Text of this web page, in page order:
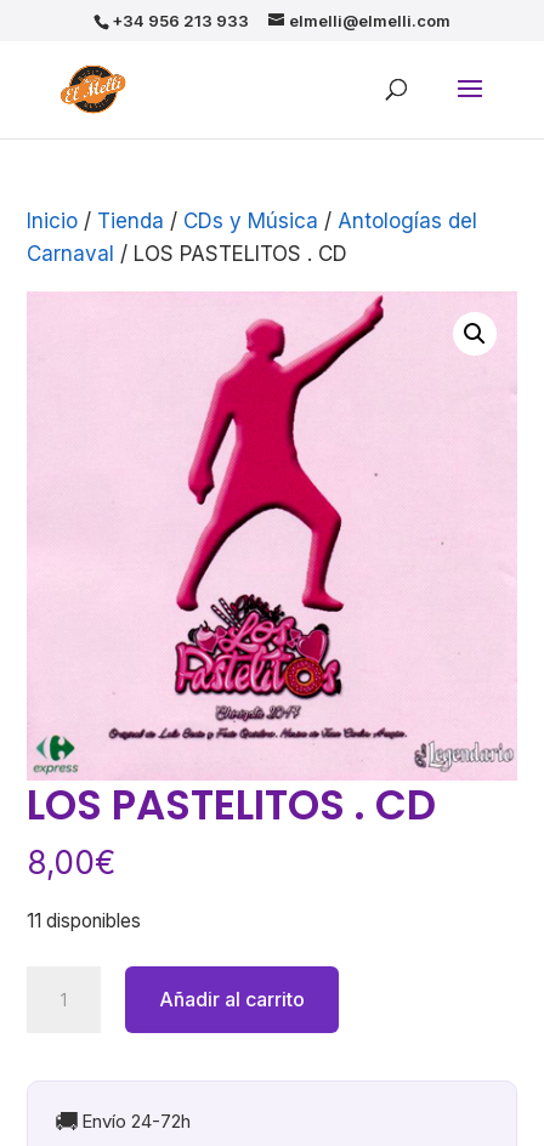
+34 956 213 933 elmelli@elmelli.com
Inicio / Tienda / CDs y Música / Antologías del
Carnaval / LOS PASTELITOS . CD
LOS PASTELITOS . CD
8,00€
11 disponibles
PASTELITOS
CD
cantidad
Añadir al carrito
🚚 Envío 24-72h